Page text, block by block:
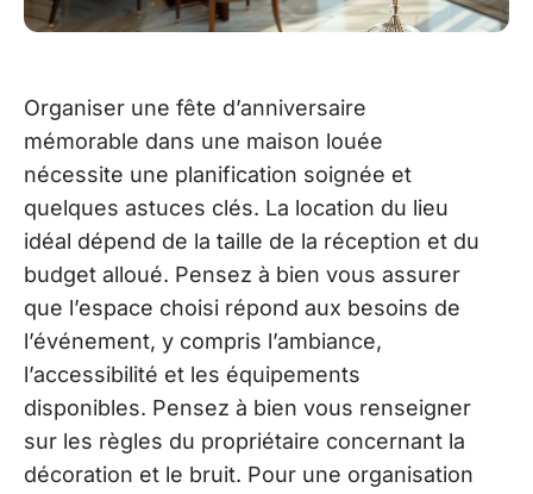
Organiser une fête d’anniversaire
mémorable dans une maison louée
nécessite une planification soignée et
quelques astuces clés. La location du lieu
idéal dépend de la taille de la réception et du
budget alloué. Pensez à bien vous assurer
que l’espace choisi répond aux besoins de
l’événement, y compris l’ambiance,
l’accessibilité et les équipements
disponibles. Pensez à bien vous renseigner
sur les règles du propriétaire concernant la
décoration et le bruit. Pour une organisation